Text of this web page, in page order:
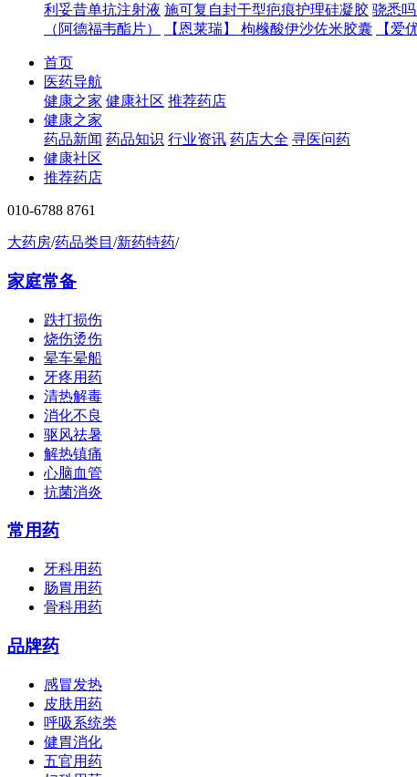
利妥昔单抗注射液 施可复自封干型疤痕护理硅凝胶 骁悉
（阿德福韦酯片）
【恩莱瑞】 枸橼酸伊沙佐米胶囊 【爱
首页
医药导航
健康之家 健康社区 推荐药店
健康之家
药品新闻 药品知识 行业资讯 药店大全 寻医问药
健康社区
推荐药店
010-6788 8761
大药房/药品类目 /新药特药/
家庭常备
跌打损伤
烧伤烫伤
晕车晕船
牙疼用药
清热解毒
消化不良
驱风祛暑
解热镇痛
心脑血管
抗菌消炎
常用药
牙科用药
肠胃用药
骨科用药
品牌药
感冒发热
皮肤用药
呼吸系统类
健胃消化
五官用药